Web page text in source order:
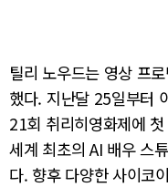
틸리 노우드는 영상 프
했다. 지난달 25일부터
21회 취리히영화제에
세계 최초의 AI 배우 스
다. 향후 다양한 사이코